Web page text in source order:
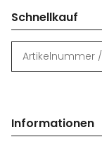
Schnellkauf
Informationen